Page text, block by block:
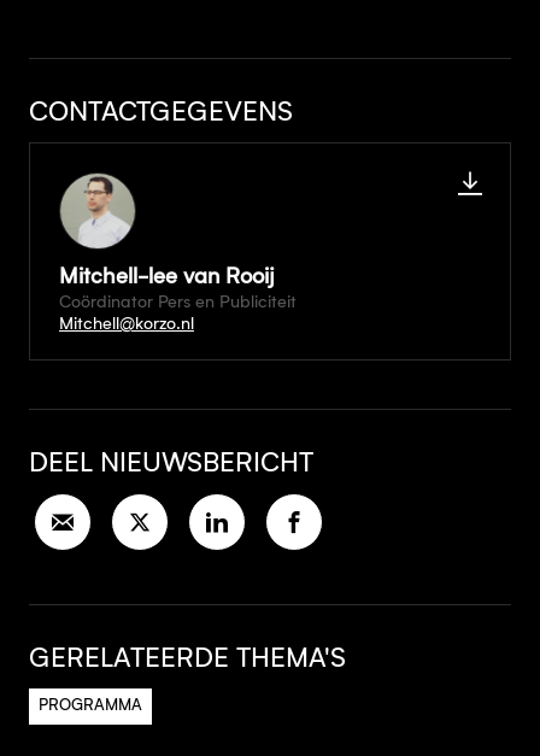
CONTACTGEGEVENS
Mitchell-lee van Rooij
Coördinator Pers en Publiciteit
Mitchell@korzo.nl
DEEL NIEUWSBERICHT
GERELATEERDE THEMA'S
PROGRAMMA